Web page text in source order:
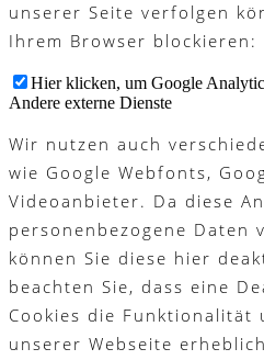
unserer Seite verfolgen
Ihrem Browser blockieren:
Hier klicken, um Google
Andere externe Dienste
Wir nutzen auch
wie Google Webfonts,
Videoanbieter. Da diese
personenbezogene Daten
können Sie diese hier
beachten Sie, dass eine
Cookies die Funktionalität
unserer Webseite